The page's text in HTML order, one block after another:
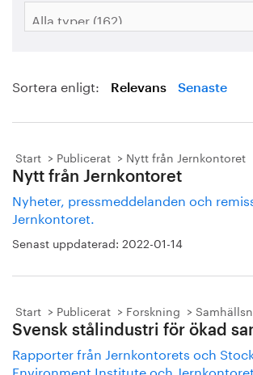
Bildbank
Sortera enligt: Relevans Senaste
Start Publicerat Nytt från Jernkontoret
Nytt från Jernkontoret
Nyheter, pressmeddelanden och
Jernkontoret.
Senast uppdaterad: 2022-01-14
Start Publicerat Forskning
Svensk stålindustri för ökad
Rapporter från Jernkontorets och
Environment Institute och